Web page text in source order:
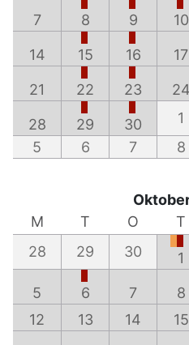
7 8 9 10
14 15 16 17
21 22 23 24
28 29 30 1
5
6 7 8
M
T O T
28
29 30 1
5 6 7 8
12
13 14 15